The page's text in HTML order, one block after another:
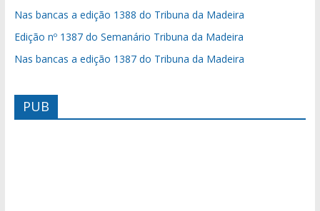
Nas bancas a edição 1388 do Tribuna da Madeira
Edição nº 1387 do Semanário Tribuna da Madeira
Nas bancas a edição 1387 do Tribuna da Madeira
PUB